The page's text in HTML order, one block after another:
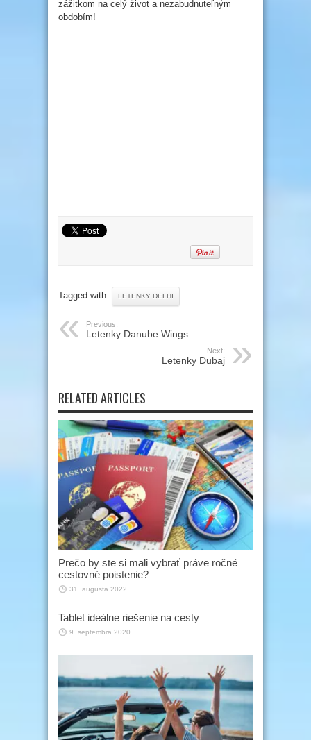
zážitkom na celý život a nezabudnuteľným
obdobím!
Tagged with: LETENKY DELHI
Previous:
Letenky Danube Wings
Next:
Letenky Dubaj
RELATED ARTICLES
Prečo by ste si mali vybrať práve ročné
cestovné poistenie?
31. augusta 2022
Tablet ideálne riešenie na cesty
9. septembra 2020